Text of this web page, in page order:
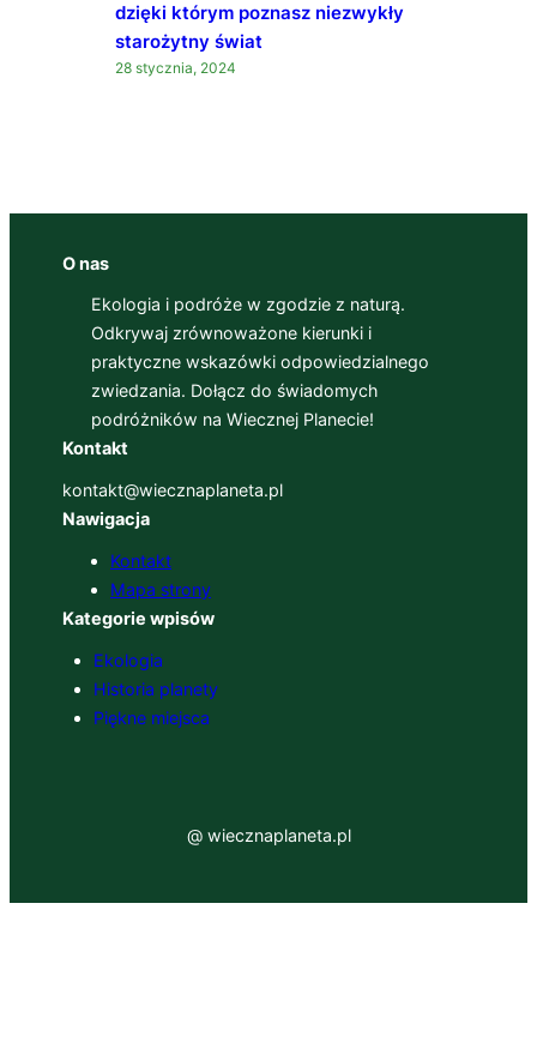
dzięki którym poznasz niezwykły
starożytny świat
28 stycznia, 2024
O nas
Ekologia i podróże w zgodzie z naturą.
Odkrywaj zrównoważone kierunki i
praktyczne wskazówki odpowiedzialnego
zwiedzania. Dołącz do świadomych
podróżników na Wiecznej Planecie!
Kontakt
kontakt@wiecznaplaneta.pl
Nawigacja
Kontakt
Mapa strony
Kategorie wpisów
Ekologia
Historia planety
Piękne miejsca
@ wiecznaplaneta.pl